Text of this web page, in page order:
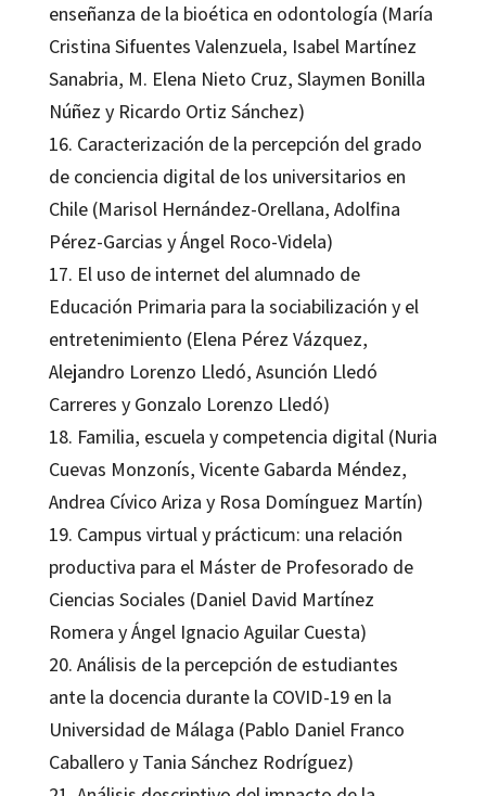
enseñanza de la bioética en odontología (María
Cristina Sifuentes Valenzuela, Isabel Martínez
Sanabria, M. Elena Nieto Cruz, Slaymen Bonilla
Núñez y Ricardo Ortiz Sánchez)
16. Caracterización de la percepción del grado
de conciencia digital de los universitarios en
Chile (Marisol Hernández-Orellana, Adolfina
Pérez-Garcias y Ángel Roco-Videla)
17. El uso de internet del alumnado de
Educación Primaria para la sociabilización y el
entretenimiento (Elena Pérez Vázquez,
Alejandro Lorenzo Lledó, Asunción Lledó
Carreres y Gonzalo Lorenzo Lledó)
18. Familia, escuela y competencia digital (Nuria
Cuevas Monzonís, Vicente Gabarda Méndez,
Andrea Cívico Ariza y Rosa Domínguez Martín)
19. Campus virtual y prácticum: una relación
productiva para el Máster de Profesorado de
Ciencias Sociales (Daniel David Martínez
Romera y Ángel Ignacio Aguilar Cuesta)
20. Análisis de la percepción de estudiantes
ante la docencia durante la COVID-19 en la
Universidad de Málaga (Pablo Daniel Franco
Caballero y Tania Sánchez Rodríguez)